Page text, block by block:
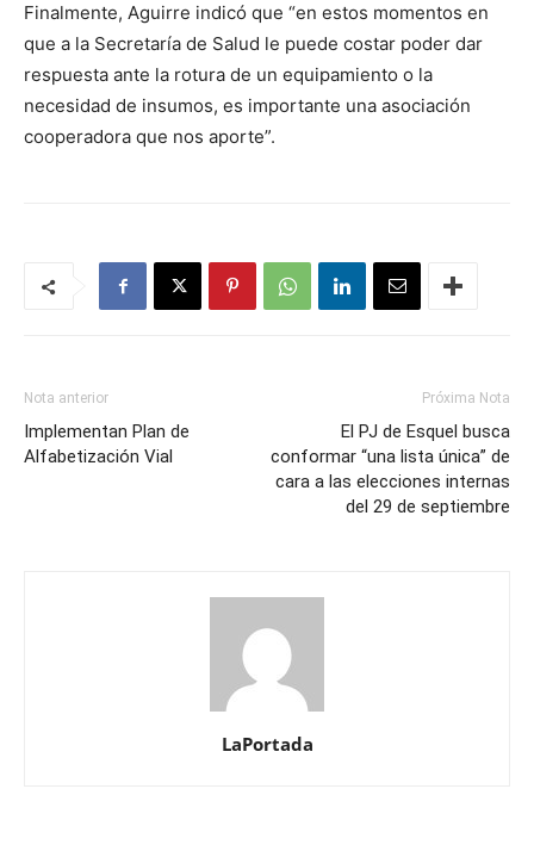
Finalmente, Aguirre indicó que “en estos momentos en
que a la Secretaría de Salud le puede costar poder dar
respuesta ante la rotura de un equipamiento o la
necesidad de insumos, es importante una asociación
cooperadora que nos aporte”.
Nota anterior
Implementan Plan de
Alfabetización Vial
Próxima Nota
El PJ de Esquel busca
conformar “una lista única” de
cara a las elecciones internas
del 29 de septiembre
LaPortada